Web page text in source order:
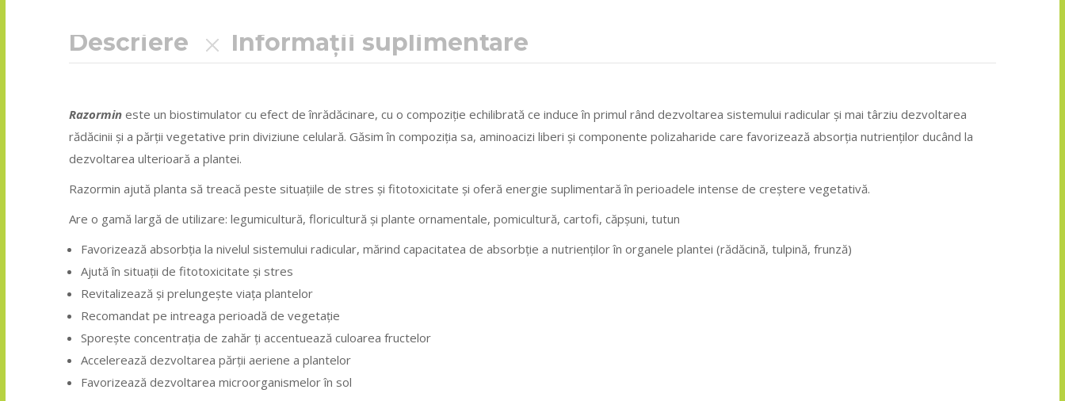
Descriere Informații suplimentare
Razormin este un biostimulator cu efect de înrădăcinare, cu o compoziție echilibrată ce induce în primul rând dezvoltarea sistemului radicular și mai târziu dezvoltarea
rădăcinii și a părții vegetative prin diviziune celulară. Găsim în compoziția sa, aminoacizi liberi și componente polizaharide care favorizează absorția nutrienților ducând la
dezvoltarea ulterioară a plantei.
Razormin ajută planta să treacă peste situațiile de stres și fitotoxicitate și oferă energie suplimentară în perioadele intense de creștere vegetativă.
Are o gamă largă de utilizare: legumicultură, floricultură și plante ornamentale, pomicultură, cartofi, căpșuni, tutun
Favorizează absorbția la nivelul sistemului radicular, mărind capacitatea de absorbție a nutrienților în organele plantei (rădăcină, tulpină, frunză)
Ajută în situații de fitotoxicitate și stres
Revitalizează și prelungește viața plantelor
Recomandat pe intreaga perioadă de vegetație
Sporește concentrația de zahăr ți accentuează culoarea fructelor
Accelerează dezvoltarea părții aeriene a plantelor
Favorizează dezvoltarea microorganismelor în sol